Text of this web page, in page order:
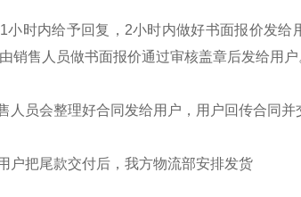
小时内给予回复，2小时内做好书面报价发
销售人员做书面报价通过审核盖章后发给用户
人员会整理好合同发给用户，用户回传合同并
户把尾款交付后，我方物流部安排发货